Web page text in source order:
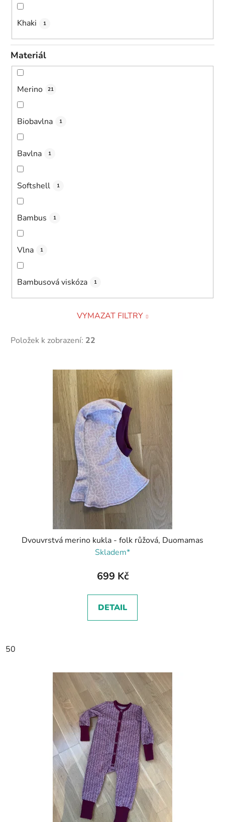
Khaki 1
Materiál
Merino 21
Biobavlna 1
Bavlna 1
Softshell 1
Bambus 1
Vlna 1
Bambusová viskóza 1
VYMAZAT FILTRY
Položek k zobrazení: 22
Dvouvrstvá merino kukla - folk růžová, Duomamas
Skladem*
699 Kč
DETAIL
50